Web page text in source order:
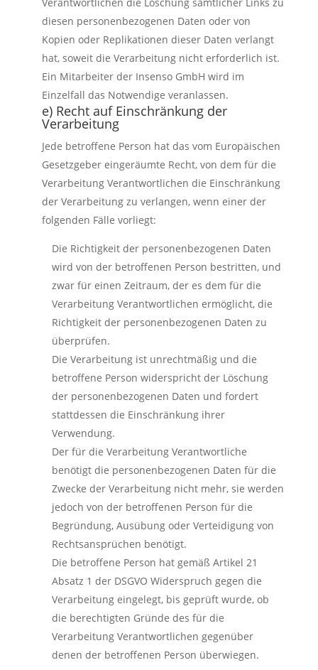
diesen personenbezogenen Daten oder von
Kopien oder Replikationen dieser Daten verlangt
hat, soweit die Verarbeitung nicht erforderlich ist.
Ein Mitarbeiter der Insenso GmbH wird im
Einzelfall das Notwendige veranlassen.
e) Recht auf Einschränkung der
Verarbeitung
Jede betroffene Person hat das vom Europäischen
Gesetzgeber eingeräumte Recht, von dem für die
Verarbeitung Verantwortlichen die Einschränkung
der Verarbeitung zu verlangen, wenn einer der
folgenden Fälle vorliegt:
Die Richtigkeit der personenbezogenen Daten
wird von der betroffenen Person bestritten, und
zwar für einen Zeitraum, der es dem für die
Verarbeitung Verantwortlichen ermöglicht, die
Richtigkeit der personenbezogenen Daten zu
überprüfen.
Die Verarbeitung ist unrechtmäßig und die
betroffene Person widerspricht der Löschung
der personenbezogenen Daten und fordert
stattdessen die Einschränkung ihrer
Verwendung.
Der für die Verarbeitung Verantwortliche
benötigt die personenbezogenen Daten für die
Zwecke der Verarbeitung nicht mehr, sie werden
jedoch von der betroffenen Person für die
Begründung, Ausübung oder Verteidigung von
Rechtsansprüchen benötigt.
Die betroffene Person hat gemäß Artikel 21
Absatz 1 der DSGVO Widerspruch gegen die
Verarbeitung eingelegt, bis geprüft wurde, ob
die berechtigten Gründe des für die
Verarbeitung Verantwortlichen gegenüber
denen der betroffenen Person überwiegen.